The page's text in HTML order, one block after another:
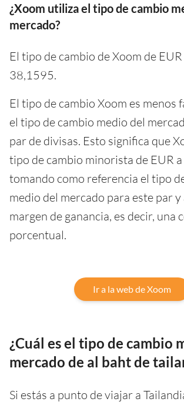
¿Xoom utiliza el tipo de cambio
mercado?
El tipo de cambio de Xoom de
38,1595.
El tipo de cambio Xoom es menos
el tipo de cambio medio del
par de divisas. Esto significa que
tipo de cambio minorista de EUR
tomando como referencia el tipo
medio del mercado para este par
margen de ganancia, es decir, una
porcentual.
Ir a la web de Xoom
¿Cuál es el tipo de cambio
mercado de al baht de
Si estás a punto de viajar a